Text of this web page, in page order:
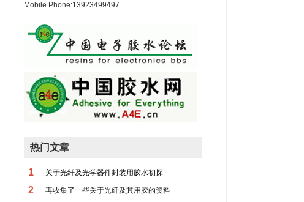
Mobile Phone:13923499497
热门文章
1 关于光纤及光学器件封装用胶水初探
2 再收集了一些关于光纤及其用胶的资料